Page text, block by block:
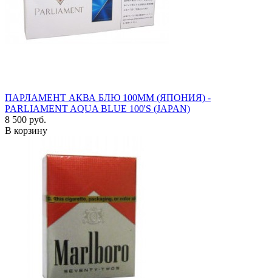
ПАРЛАМЕНТ АКВА БЛЮ 100ММ (ЯПОНИЯ) -
PARLIAMENT AQUA BLUE 100'S (JAPAN)
8 500 руб.
В корзину